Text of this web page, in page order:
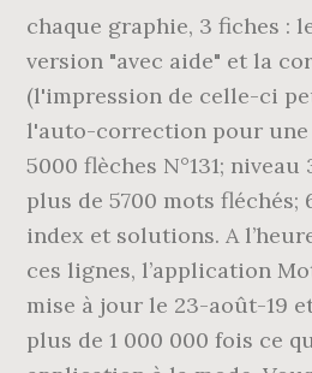
chaque graphie, 3 fiches :
version "avec aide" et la
(l'impression de celle-ci
l'auto-correction pour
5000 flèches N°131;
plus de 5700 mots fléchés;
index et solutions. A
ces lignes, l’application
mise à jour le 23-août-19
plus de 1 000 000 fois ce